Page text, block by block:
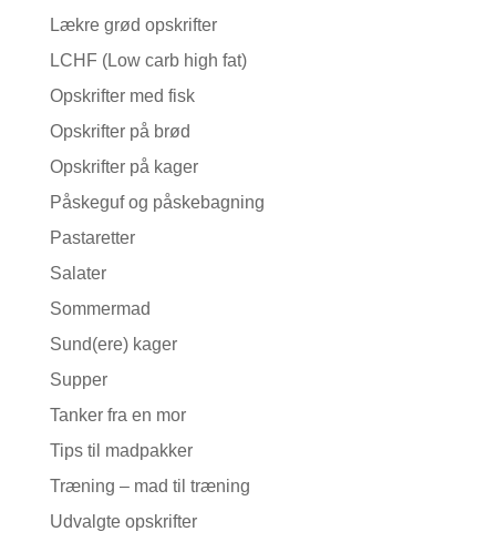
Lækre grød opskrifter
LCHF (Low carb high fat)
Opskrifter med fisk
Opskrifter på brød
Opskrifter på kager
Påskeguf og påskebagning
Pastaretter
Salater
Sommermad
Sund(ere) kager
Supper
Tanker fra en mor
Tips til madpakker
Træning – mad til træning
Udvalgte opskrifter